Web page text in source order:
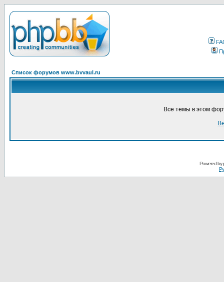
Список форумов www.bvvaul.ru
Все темы в этом
Powered by